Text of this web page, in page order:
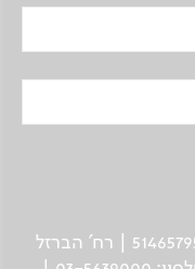
החברה הגיאוגרפית בע"מ | ח.פ 514657956 | רח’ הברזל